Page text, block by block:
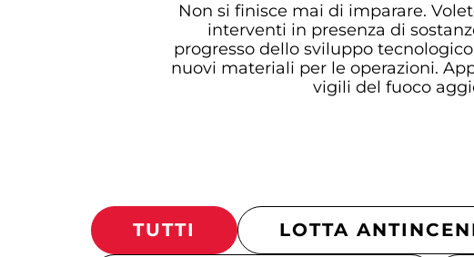
Non si finisce mai di imparare.
interventi in presenza di
progresso dello sviluppo
nuovi materiali per le operazioni.
vigili del fuoco
TUTTI LOTTA